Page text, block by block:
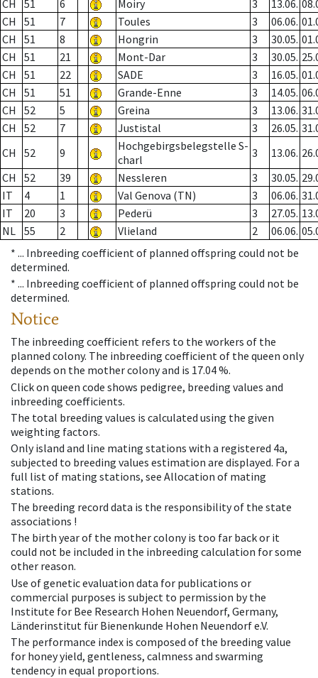
CH 51 6 Moiry 3 13.06.
CH
51 7 Toules 3 06.06.
CH
51 8 Hongrin 3 30.05.
CH
51 21 Mont-Dar 3 30.05.
CH
51 22 SADE 3 16.05.
CH
51 51 Grande-Enne 3 14.05.
CH
52 5 Greina 3 13.06.
CH
52 7 Justistal 3 26.05.
CH
52 9
Hochgebirgsbelegstelle S-
charl
3 13.06.
CH
52 39 Nessleren 3 30.05.
IT
4 1 Val Genova (TN) 3 06.06.
IT
20 3 Pederü 3 27.05.
NL 55 2 Vlieland 2 06.06.
* ... Inbreeding coefficient of planned offspring could not be
determined.
* ... Inbreeding coefficient of planned offspring could not be
determined.
Notice
The inbreeding coefficient refers to the workers of the
planned colony. The inbreeding coefficient of the queen only
depends on the mother colony and is 17.04 %.
Click on queen code shows pedigree, breeding values and
inbreeding coefficients.
The total breeding values is calculated using the given
weighting factors.
Only island and line mating stations with a registered 4a,
subjected to breeding values estimation are displayed. For a
full list of mating stations, see Allocation of mating
stations.
The breeding record data is the responsibility of the state
associations !
The birth year of the mother colony is too far back or it
could not be included in the inbreeding calculation for some
other reason.
Use of genetic evaluation data for publications or
commercial purposes is subject to permission by the
Institute for Bee Research Hohen Neuendorf, Germany,
Länderinstitut für Bienenkunde Hohen Neuendorf e.V.
The performance index is composed of the breeding value
for honey yield, gentleness, calmness and swarming
tendency in equal proportions.